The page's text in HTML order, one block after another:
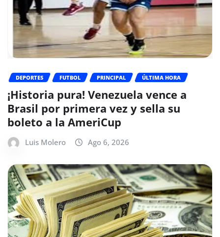
DEPORTES FUTBOL PRINCIPAL ÚLTIMA HORA
¡Historia pura! Venezuela vence a
Brasil por primera vez y sella su
boleto a la AmeriCup
Luis Molero Ago 6, 2026